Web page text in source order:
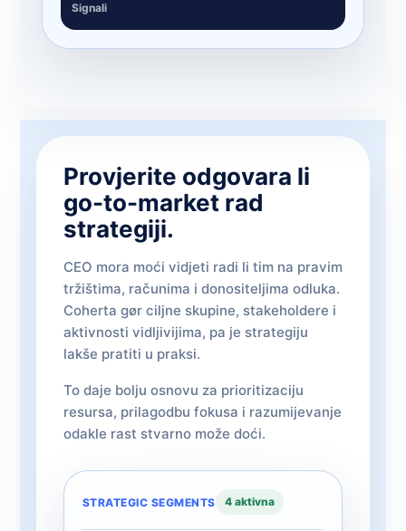
Signali
Provjerite odgovara li
go-to-market rad
strategiji.
CEO mora moći vidjeti radi li tim na pravim
tržištima, računima i donositeljima odluka.
Coherta gør ciljne skupine, stakeholdere i
aktivnosti vidljivijima, pa je strategiju
lakše pratiti u praksi.
To daje bolju osnovu za prioritizaciju
resursa, prilagodbu fokusa i razumijevanje
odakle rast stvarno može doći.
STRATEGIC SEGMENTS 4 aktivna